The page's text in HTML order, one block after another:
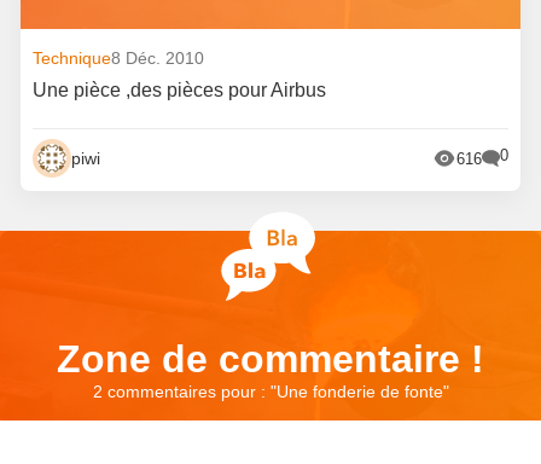
Technique8 Déc. 2010
Une pièce ,des pièces pour Airbus
piwi 616 0
Zone de commentaire !
2 commentaires pour : "Une fonderie de fonte"